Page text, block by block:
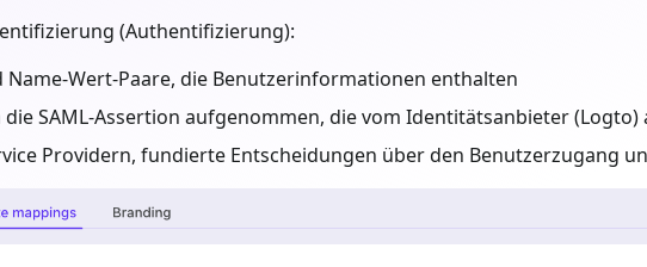
(Authentifizierung):
Wert-Paare, die Benutzerinformationen enthalten
die SAML-Assertion aufgenommen, die vom Identitätsanbieter
Providern, fundierte Entscheidungen über den Benutzerzugang